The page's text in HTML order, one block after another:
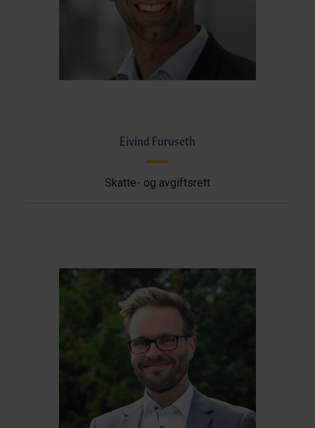
Eivind Furuseth
Skatte- og avgiftsrett